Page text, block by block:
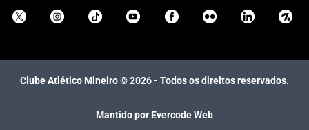
Clube Atlético Mineiro ©2026- Todos os direitos reservados.
Mantido por Evercode Web